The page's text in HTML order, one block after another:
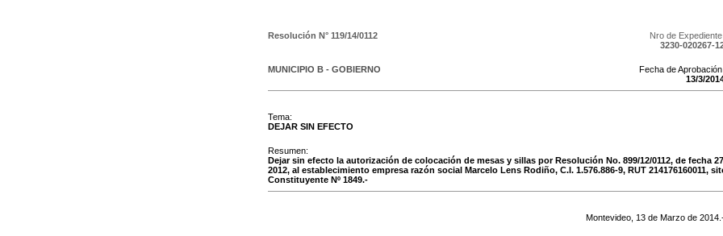
Resolución N° 119/14/0112
Nro de
3230-020267-
MUNICIPIO B - GOBIERNO
Fecha de
13/3/
Tema:
DEJAR SIN EFECTO
Resumen:
Dejar sin efecto la autorización de colocación de mesas y sillas por Resolución No. 899/12/0112, de fecha
2012, al establecimiento empresa razón social Marcelo Lens Rodiño, C.I. 1.576.886-9, RUT 214176160011,
Constituyente Nº 1849.-
Montevideo, 13 de Marzo de 2014